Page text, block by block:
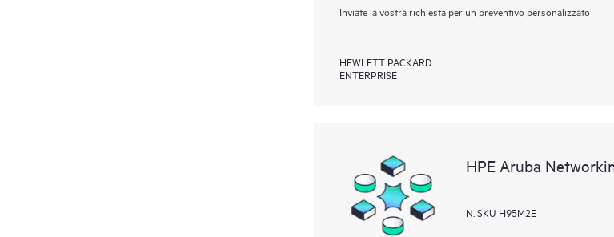
Inviate la vostra richiesta per un preventivo personalizzato
HEWLETT PACKARD
ENTERPRISE
HPE Aruba
N. SKU H95M2E